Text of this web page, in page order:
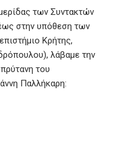
των Συντακτών
στην υπόθεση των
Κρήτης,
λάβαμε την
του
Παλλήκαρη: